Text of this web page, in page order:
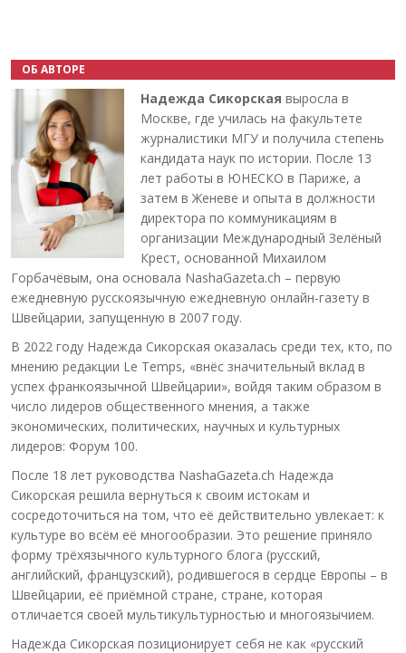
ОБ АВТОРЕ
Надежда Сикорская выросла в
Москве, где училась на факультете
журналистики МГУ и получила степень
кандидата наук по истории. После 13
лет работы в ЮНЕСКО в Париже, а
затем в Женеве и опыта в должности
директора по коммуникациям в
организации Международный Зелёный
Крест, основанной Михаилом
Горбачёвым, она основала NashaGazeta.ch – первую
ежедневную русскоязычную ежедневную онлайн-газету в
Швейцарии, запущенную в 2007 году.
В 2022 году Надежда Сикорская оказалась среди тех, кто, по
мнению редакции Le Temps, «внёс значительный вклад в
успех франкоязычной Швейцарии», войдя таким образом в
число лидеров общественного мнения, а также
экономических, политических, научных и культурных
лидеров: Форум 100.
После 18 лет руководства NashaGazeta.ch Надежда
Сикорская решила вернуться к своим истокам и
сосредоточиться на том, что её действительно увлекает: к
культуре во всём её многообразии. Это решение приняло
форму трёхязычного культурного блога (русский,
английский, французский), родившегося в сердце Европы – в
Швейцарии, её приёмной стране, стране, которая
отличается своей мультикультурностью и многоязычием.
Надежда Сикорская позиционирует себя не как «русский